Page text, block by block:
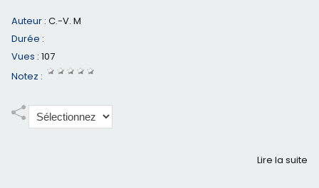
Auteur : C.-V. M
Durée :
Vues : 107
Notez :
Lire la suite